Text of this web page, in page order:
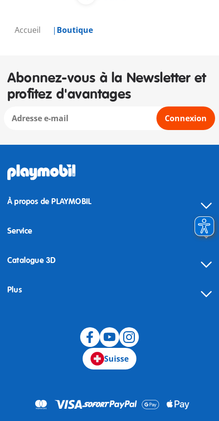
Accueil Boutique
Abonnez-vous à la Newsletter et
profitez d'avantages
Connexion
À propos de PLAYMOBIL
Service
Catalogue 3D
Plus
Suisse